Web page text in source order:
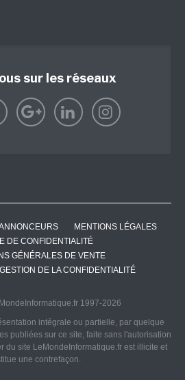
sur les réseaux
MENTIONS LÉGALES
DE CONFIDENTIALITÉ
GÉNÉRALES DE VENTE
DE LA CONFIDENTIALITÉ
1997-2026
intégrale ou partielle, par quelque
publiées sur ce site, faite sans l'autorisation
du site LeMondeInformatique.fr est illicite et
une contrefaçon.